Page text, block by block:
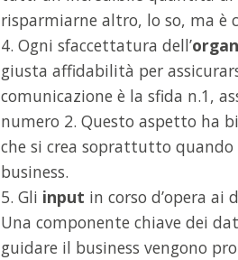
risparmiarne altro, lo so, ma è
4. Ogni sfaccettatura dell’
giusta affidabilità per
comunicazione è la sfida n.1,
numero 2. Questo aspetto ha
che si crea soprattutto quando
business.
5. Gli input in corso d’opera
Una componente chiave dei
guidare il business vengono